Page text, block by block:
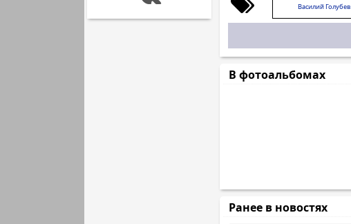
Василий Голубев
В фотоальбомах
Ранее в новостях